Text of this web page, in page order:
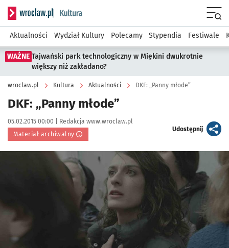
Serwis informacyjny wroclaw.pl podserwis: Kultura
Aktualności Wydział Kultury Polecamy Stypendia Festiwale
WAŻNE Tajwański park technologiczny w Miękini dwukrotnie
większy niż zakładano?
wroclaw.pl Kultura Aktualności DKF: „Panny młode”
DKF: „Panny młode”
Data publikacji:
05.02.2015 00:00 | Autor:
Redakcja www.wroclaw.pl
Materiał archiwalny
Udostępnijartykuł
Kliknij, aby powiększyć